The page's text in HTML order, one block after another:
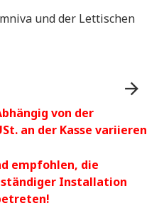
und der Lettischen
von der
an der Kasse variieren
empfohlen, die
Installation